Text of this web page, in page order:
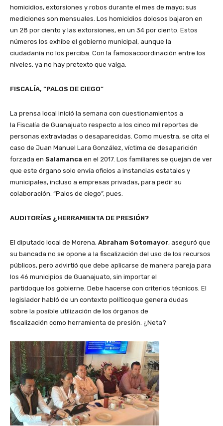
homicidios, extorsiones y robos durante el mes de mayo; sus
mediciones son mensuales. Los homicidios dolosos bajaron en
un 28 por ciento y las extorsiones, en un 34 por ciento. Estos
números los exhibe el gobierno municipal, aunque la
ciudadanía no los perciba. Con la famosacoordinación entre los
niveles, ya no hay pretexto que valga.
FISCALÍA, “PALOS DE CIEGO”
La prensa local inició la semana con cuestionamientos a
la Fiscalía de Guanajuato respecto a los cinco mil reportes de
personas extraviadas o desaparecidas. Como muestra, se cita el
caso de Juan Manuel Lara González, víctima de desaparición
forzada en Salamanca en el 2017. Los familiares se quejan de ver
que este órgano solo envía oficios a instancias estatales y
municipales, incluso a empresas privadas, para pedir su
colaboración. “Palos de ciego”, pues.
AUDITORÍAS ¿HERRAMIENTA DE PRESIÓN?
El diputado local de Morena, Abraham Sotomayor, aseguró que
su bancada no se opone a la fiscalización del uso de los recursos
públicos, pero advirtió que debe aplicarse de manera pareja para
los 46 municipios de Guanajuato, sin importar el
partidoque los gobierne. Debe hacerse con criterios técnicos. El
legislador habló de un contexto políticoque genera dudas
sobre la posible utilización de los órganos de
fiscalización como herramienta de presión. ¿Neta?